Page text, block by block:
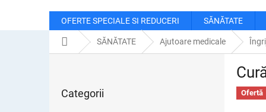
OFERTE SPECIALE SI REDUCERI SĂNĂTATE
Acasă SĂNĂTATE Ajutoare medicale
peste
Categorii Ofertă